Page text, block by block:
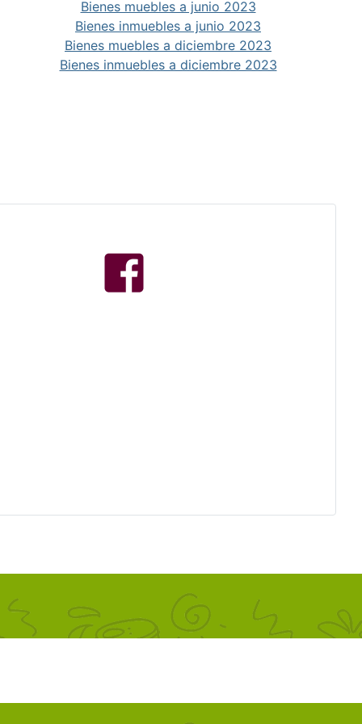
Bienes muebles a junio 2023
Bienes inmuebles a junio 2023
Bienes muebles a diciembre 2023
Bienes inmuebles a diciembre 2023